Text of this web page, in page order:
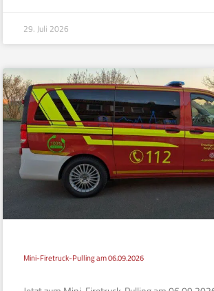
29. Juli 2026
Mini-Firetruck-Pulling am 06.09.2026